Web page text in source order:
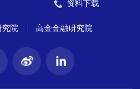
资料下载
究院 | 高金金融研究院